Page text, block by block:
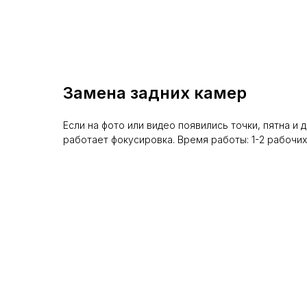
Замена задних камер
Если на фото или видео появились точки, пятна и
работает фокусировка. Время работы: 1-2